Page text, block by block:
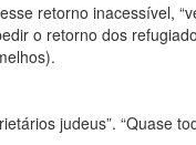
retorno inacessível,
o retorno dos
judeus”. “Quase